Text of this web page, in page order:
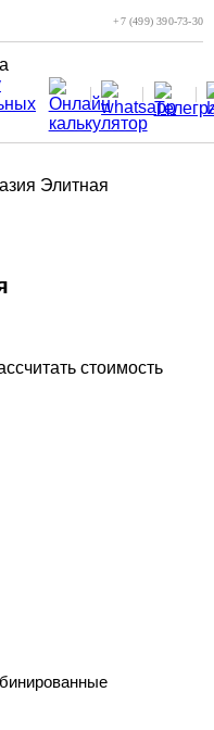
+7 (499) 390-73-30
Элитная
стоимость